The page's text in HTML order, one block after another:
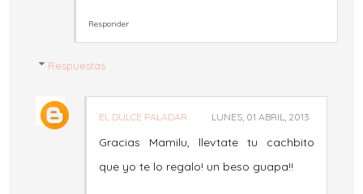
Responder
Respuestas
EL DULCE PALADAR LUNES, 01 ABRIL, 2013
Gracias Mamilu, llevtate tu cachbito
que yo te lo regalo! un beso guapa!!